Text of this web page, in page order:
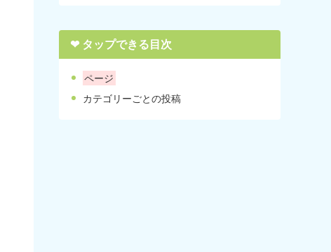
❤︎ タップできる目次
ページ
カテゴリーごとの投稿